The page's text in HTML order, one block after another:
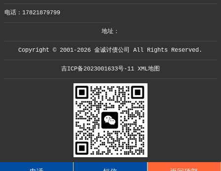
电话：17821879799
地址：
Copyright © 2001-2026 金诚讨债公司 All Rights Reserved.
吉ICP备2023001633号-11 XML地图